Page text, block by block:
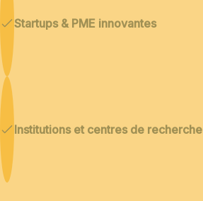
Startups & PME innovantes
Institutions et centres de recherche